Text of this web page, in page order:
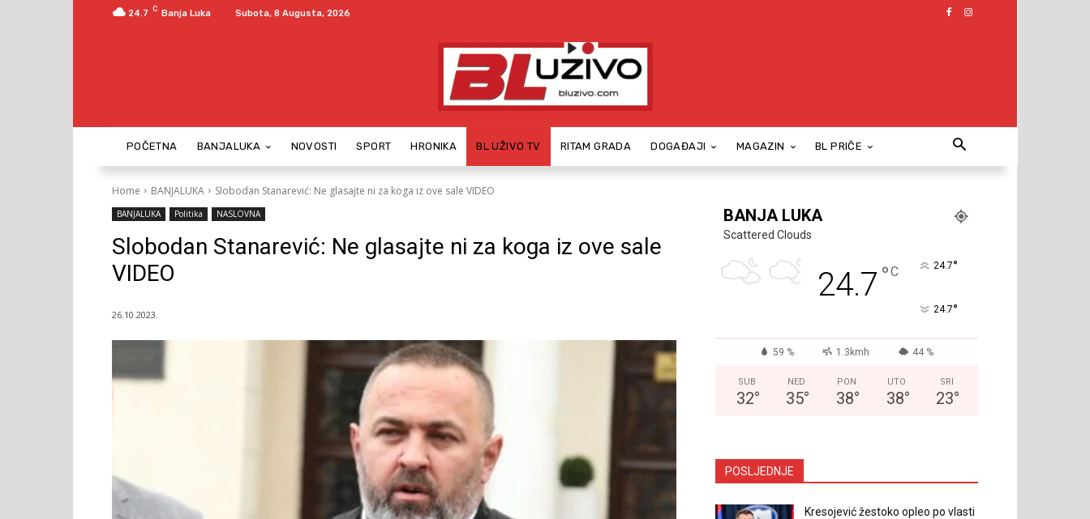
24.7 C Banja Luka Subota, 8 Augusta, 2026
POČETNA BANJALUKA NOVOSTI SPORT HRONIKA BL UŽIVO TV RITAM GRADA DOGAĐAJI MAGAZIN BL PRIČE
Home BANJALUKA Slobodan Stanarević: Ne glasajte ni za koga iz ove sale VIDEO
BANJALUKA Politika NASLOVNA
Slobodan Stanarević: Ne glasajte ni za koga iz ove sale
VIDEO
26.10.2023.
BANJA LUKA
Scattered Clouds
24.7 °C 24.7°
24.7°
59 % 1.3kmh 44 %
SUB
32°
NED
35°
PON
38°
UTO
38°
SRI
23°
POSLJEDNJE
Kresojević žestoko opleo po vlasti